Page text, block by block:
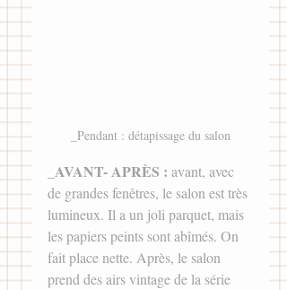
_Pendant : détapissage du salon
AVANT- ​APRÈS : avant, avec
de grandes fenêtres, le salon est très
lumineux. Il a un joli parquet, mais
les papiers peints sont abîmés. On
fait place nette. Après, le salon
prend des airs vintage de la série